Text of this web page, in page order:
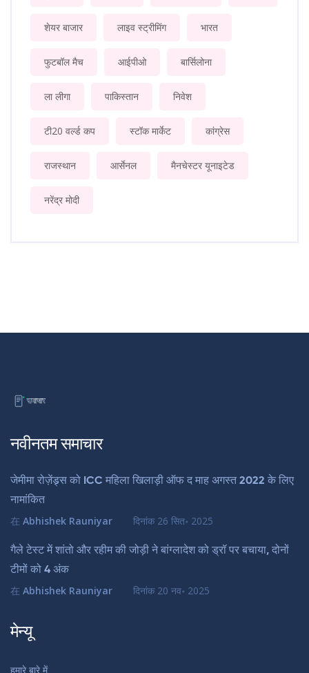
शेयर बाजार लाइव स्ट्रीमिंग भारत
फुटबॉल मैच आईपीओ बार्सिलोना
ला लीगा पाकिस्तान निवेश
टी20 वर्ल्ड कप स्टॉक मार्केट कांग्रेस
राजस्थान आर्सेनल मैनचेस्टर यूनाइटेड
नरेंद्र मोदी
नवीनतम समाचार
जेमीमा रोज़ेंड्र्स को ICC महिला खिलाड़ी ऑफ द माह अगस्त 2022 के लिए
नामांकित
在 Abhishek Rauniyar दिनांक 26 सित॰ 2025
गैले टेस्ट में शांतो और रहीम की जोड़ी ने बांग्लादेश को ड्रॉ पर बचाया, दोनों
टीमों को 4 अंक
在 Abhishek Rauniyar दिनांक 20 नव॰ 2025
मेन्यू
हमारे बारे में